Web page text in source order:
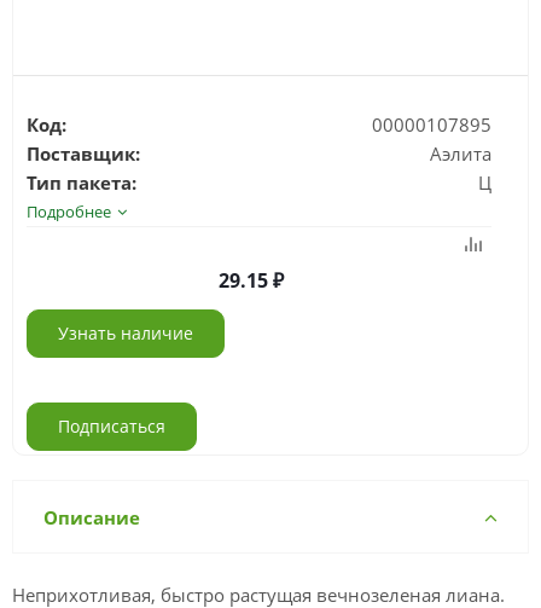
Код:
00000107895
Поставщик:
Аэлита
Тип пакета:
Ц
Подробнее
29.15
Узнать наличие
Подписаться
Описание
Неприхотливая, быстро растущая вечнозеленая лиана.